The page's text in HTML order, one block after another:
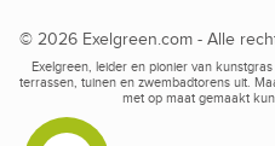
© 2026 Exelgreen.com - Alle
Exelgreen, leider en pionier van
terrassen, tuinen en zwembadtorens uit.
met op maat gemaakt